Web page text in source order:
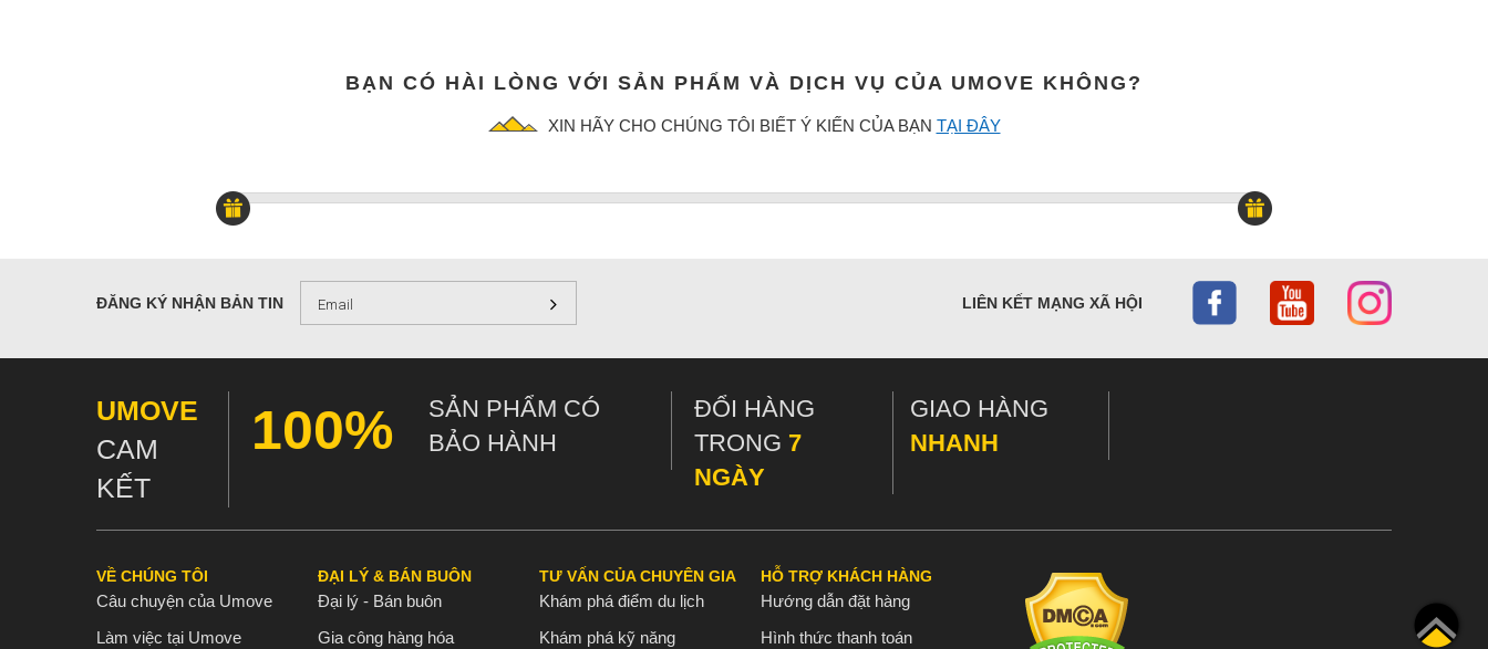
BẠN CÓ HÀI LÒNG VỚI SẢN PHẨM VÀ DỊCH VỤ CỦA UMOVE KHÔNG?
XIN HÃY CHO CHÚNG TÔI BIẾT Ý KIẾN CỦA BẠN TẠI ĐÂY
ĐĂNG KÝ NHẬN BẢN TIN LIÊN KẾT MẠNG XÃ HỘI
UMOVE
CAM
KẾT
100%
SẢN PHẨM CÓ
BẢO HÀNH
ĐỔI HÀNG
TRONG 7
NGÀY
GIAO HÀNG
NHANH
VỀ CHÚNG TÔI
Câu chuyện của Umove
Làm việc tại Umove
ĐẠI LÝ & BÁN BUÔN
Đại lý - Bán buôn
Gia công hàng hóa
TƯ VẤN CỦA CHUYÊN GIA
Khám phá điểm du lịch
Khám phá kỹ năng
HỖ TRỢ KHÁCH HÀNG
Hướng dẫn đặt hàng
Hình thức thanh toán